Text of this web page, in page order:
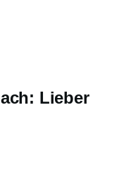
Lieber